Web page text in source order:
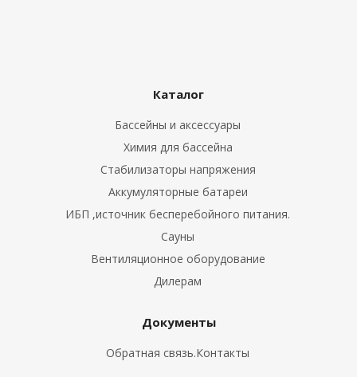
Каталог
Бассейны и аксессуары
Химия для бассейна
Стабилизаторы напряжения
Аккумуляторные батареи
ИБП ,источник бесперебойного питания.
Сауны
Вентиляционное оборудование
Дилерам
Документы
Обратная связь.Контакты